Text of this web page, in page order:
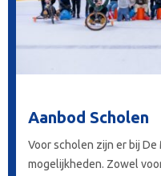
Aanbod Scholen
Voor scholen zijn er bij
mogelijkheden. Zowel